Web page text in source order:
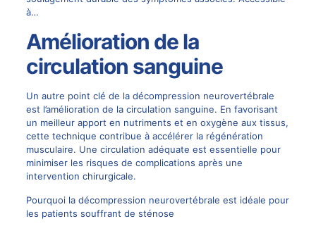
à…
Amélioration de la
circulation sanguine
Un autre point clé de la décompression neurovertébrale
est l’amélioration de la circulation sanguine. En favorisant
un meilleur apport en nutriments et en oxygène aux tissus,
cette technique contribue à accélérer la régénération
musculaire. Une circulation adéquate est essentielle pour
minimiser les risques de complications après une
intervention chirurgicale.
Pourquoi la décompression neurovertébrale est idéale pour
les patients souffrant de sténose